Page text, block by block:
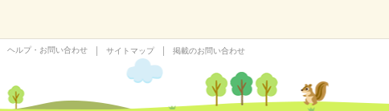
ヘルプ・お問い合わせ サイトマップ 掲載のお問い合わせ